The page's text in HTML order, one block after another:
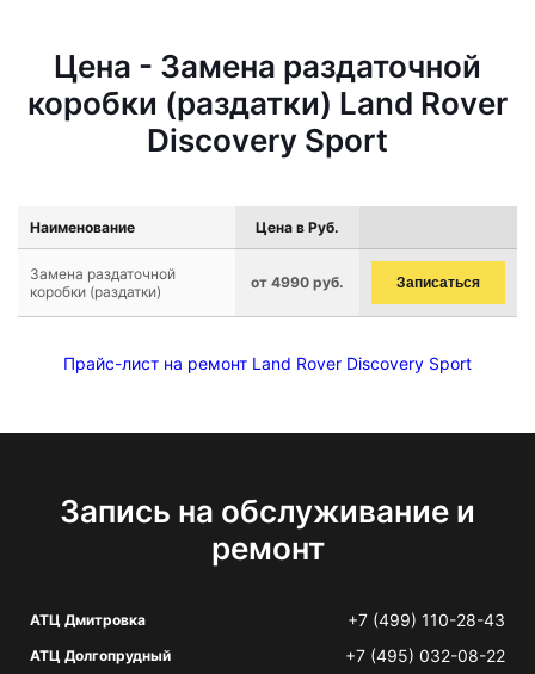
Цена - Замена раздаточной
коробки (раздатки) Land Rover
Discovery Sport
Наименование Цена в Руб.
Замена раздаточной
коробки (раздатки)
от 4990 руб. Записаться
Прайс-лист на ремонт Land Rover Discovery Sport
Запись на обслуживание и
ремонт
АТЦ Дмитровка +7 (499) 110-28-43
АТЦ Долгопрудный +7 (495) 032-08-22